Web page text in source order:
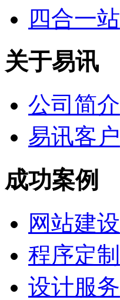
四合一站
关于易讯
公司简介
易讯客户
成功案例
网站建设
程序定制
设计服务